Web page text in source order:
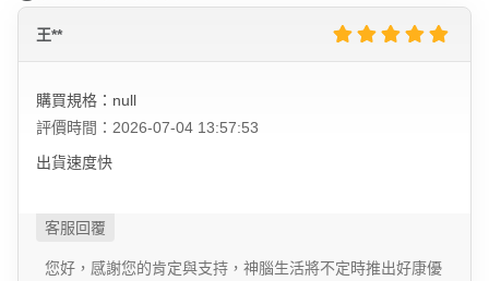
王**
購買規格：null
評價時間：2026-07-04 13:57:53
出貨速度快
您好，感謝您的肯定與支持，神腦生活將不定時推出好康優